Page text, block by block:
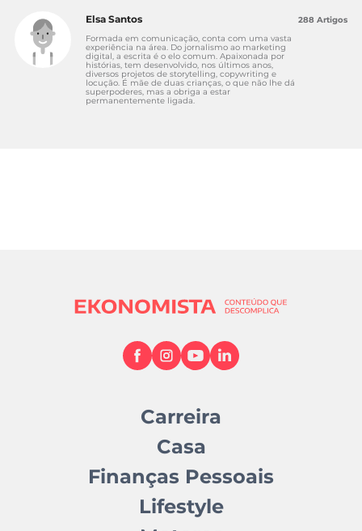
Elsa Santos
Formada em comunicação, conta com uma vasta
experiência na área. Do jornalismo ao marketing
digital, a escrita é o elo comum. Apaixonada por
histórias, tem desenvolvido, nos últimos anos,
diversos projetos de storytelling, copywriting e
locução. É mãe de duas crianças, o que não lhe dá
superpoderes, mas a obriga a estar
permanentemente ligada.
288 Artigos
Carreira
Casa
Finanças Pessoais
Lifestyle